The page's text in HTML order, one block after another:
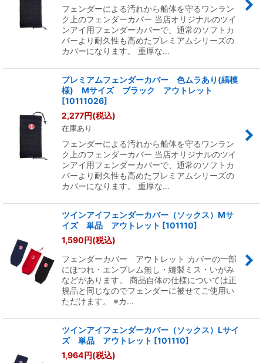
フェンダーによる汚れから船体を守るワンラン
ク上のフェンダーカバー 当店オリジナルのツイ
ンアイ用フェンダーカバーで、通常のソフトカ
バーより耐久性も高めたプレミアムシリーズの
カバーになります。 重厚な…
プレミアムフェンダーカバー 色ムラあり(縞模
様) Mサイズ ブラック アウトレット
[10111026]
2,277円(税込)
在庫あり
フェンダーによる汚れから船体を守るワンラン
ク上のフェンダーカバー 当店オリジナルのツイ
ンアイ用フェンダーカバーで、通常のソフトカ
バーより耐久性も高めたプレミアムシリーズの
カバーになります。 重厚な…
ツインアイフェンダーカバー（ソックス）Mサ
イズ 単品 アウトレット [101110]
1,590円(税込)
フェンダーカバー アウトレット カバーの一部
にほつれ・エンブレム無し・縫製ミス・いがみ
などがあります。 商品自体の仕様については正
規品と同じなのでフェンダーに被せてご使用い
ただけます。 ※カ…
ツインアイフェンダーカバー（ソックス）Lサイ
ズ 単品 アウトレット [101110]
1,964円(税込)